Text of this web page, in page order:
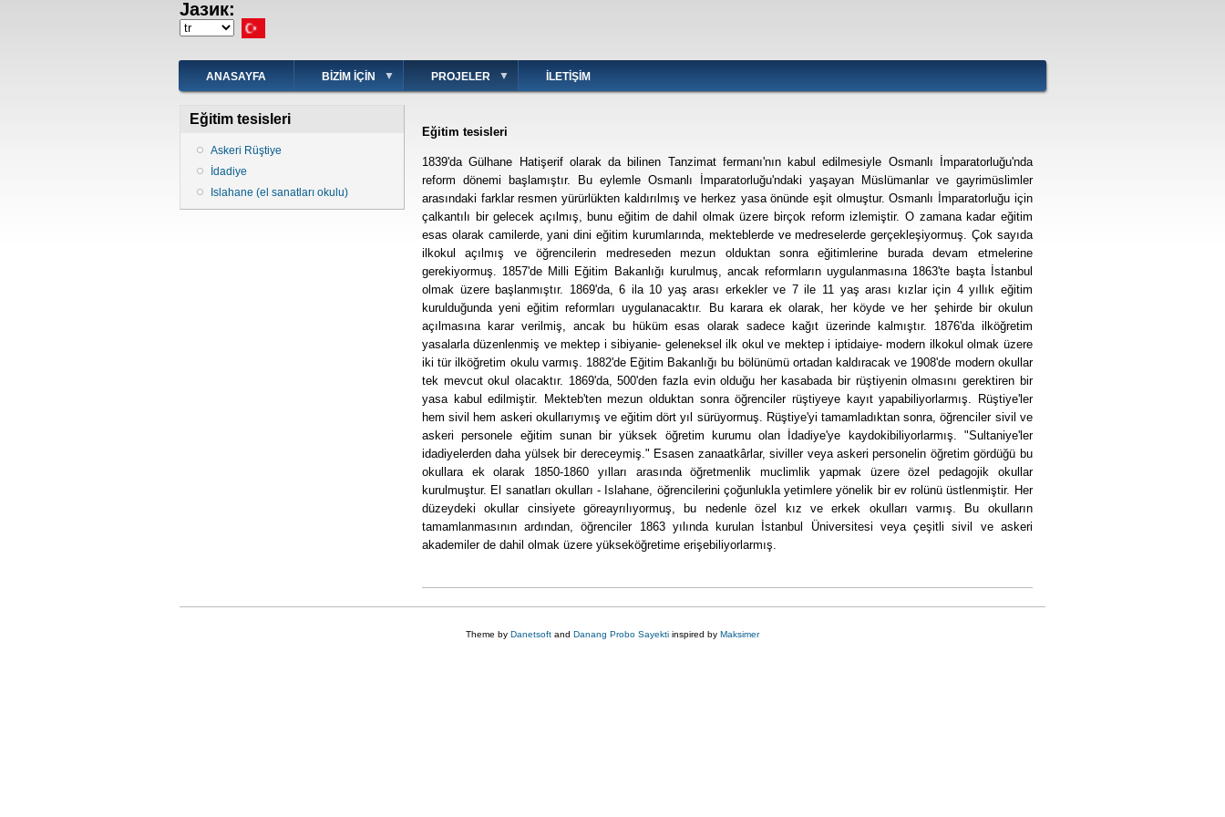
Јазик:
Select
language
ANASAYFA BIZIM IÇIN PROJELER İLETIŞIM
Eğitim tesisleri
1839'da Gülhane Hatişerif olarak da bilinen Tanzimat fermanı'nın kabul edilmesiyle Osmanlı İmparatorluğu'nda
reform dönemi başlamıştır. Bu eylemle Osmanlı İmparatorluğu'ndaki yaşayan Müslümanlar ve gayrimüslimler
arasındaki farklar resmen yürürlükten kaldırılmış ve herkez yasa önünde eşit olmuştur. Osmanlı İmparatorluğu için
çalkantılı bir gelecek açılmış, bunu eğitim de dahil olmak üzere birçok reform izlemiştir. O zamana kadar eğitim
esas olarak camilerde, yani dini eğitim kurumlarında, mekteblerde ve medreselerde gerçekleşiyormuş. Çok sayıda
ilkokul açılmış ve öğrencilerin medreseden mezun olduktan sonra eğitimlerine burada devam etmelerine
gerekiyormuş. 1857'de Milli Eğitim Bakanlığı kurulmuş, ancak reformların uygulanmasına 1863'te başta İstanbul
olmak üzere başlanmıştır. 1869'da, 6 ila 10 yaş arası erkekler ve 7 ile 11 yaş arası kızlar için 4 yıllık eğitim
kurulduğunda yeni eğitim reformları uygulanacaktır. Bu karara ek olarak, her köyde ve her şehirde bir okulun
açılmasına karar verilmiş, ancak bu hüküm esas olarak sadece kağıt üzerinde kalmıştır. 1876'da ilköğretim
yasalarla düzenlenmiş ve mektep i sibiyanie- geleneksel ilk okul ve mektep i iptidaiye- modern ilkokul olmak üzere
iki tür ilköğretim okulu varmış. 1882'de Eğitim Bakanlığı bu bölünümü ortadan kaldıracak ve 1908'de modern okullar
tek mevcut okul olacaktır. 1869'da, 500'den fazla evin olduğu her kasabada bir rüştiyenin olmasını gerektiren bir
yasa kabul edilmiştir. Mekteb'ten mezun olduktan sonra öğrenciler rüştiyeye kayıt yapabiliyorlarmış. Rüştiye'ler
hem sivil hem askeri okullarıymış ve eğitim dört yıl sürüyormuş. Rüştiye'yi tamamladıktan sonra, öğrenciler sivil ve
askeri personele eğitim sunan bir yüksek öğretim kurumu olan İdadiye'ye kaydokibiliyorlarmış. "Sultaniye'ler
idadiyelerden daha yülsek bir dereceymiş." Esasen zanaatkârlar, siviller veya askeri personelin öğretim gördüğü bu
okullara ek olarak 1850-1860 yılları arasında öğretmenlik muclimlik yapmak üzere özel pedagojik okullar
kurulmuştur. El sanatları okulları - Islahane, öğrencilerini çoğunlukla yetimlere yönelik bir ev rolünü üstlenmiştir. Her
düzeydeki okullar cinsiyete göreayrılıyormuş, bu nedenle özel kız ve erkek okulları varmış. Bu okulların
tamamlanmasının ardından, öğrenciler 1863 yılında kurulan İstanbul Üniversitesi veya çeşitli sivil ve askeri
akademiler de dahil olmak üzere yükseköğretime erişebiliyorlarmış.
Eğitim tesisleri
Askeri Rüştiye
İdadiye
Islahane (el sanatları okulu)
Theme by Danetsoft and Danang Probo Sayekti inspired by Maksimer